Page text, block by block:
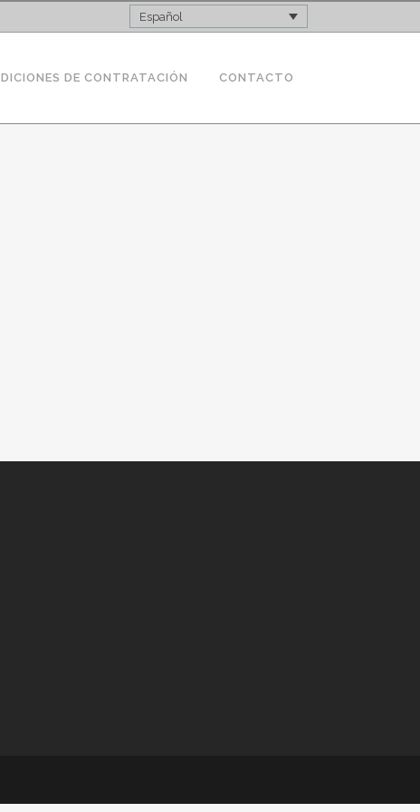
Español
DE CONTRATACIÓN CONTACTO